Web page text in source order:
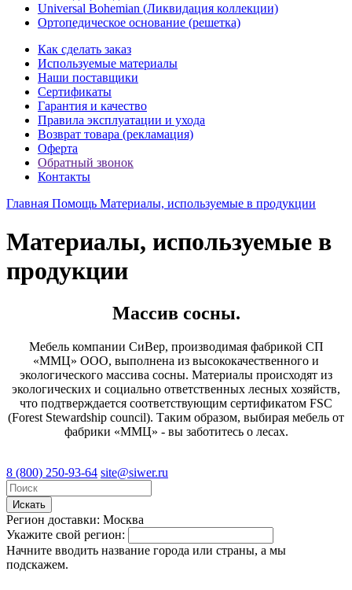
Universal Bohemian (Ликвидация коллекции)
Ортопедическое основание (решетка)
Как сделать заказ
Используемые материалы
Наши поставщики
Сертификаты
Гарантия и качество
Правила эксплуатации и ухода
Возврат товара (рекламация)
Оферта
Обратный звонок
Контакты
Главная Помощь Материалы, используемые в продукции
Материалы, используемые в
продукции
Массив сосны.
Мебель компании СиВер, производимая фабрикой СП
«ММЦ» ООО, выполнена из высококачественного и
экологического массива сосны. Материалы происходят из
экологических и социально ответственных лесных хозяйств,
что подтверждается соответствующим сертификатом FSC
(Forest Stewardship council). Таким образом, выбирая мебель от
фабрики «ММЦ» - вы заботитесь о лесах.
8 (800) 250-93-64 site@siwer.ru
Искать
Регион доставки: Москва
Укажите свой регион:
Начните вводить название города или страны, а мы
подскажем.